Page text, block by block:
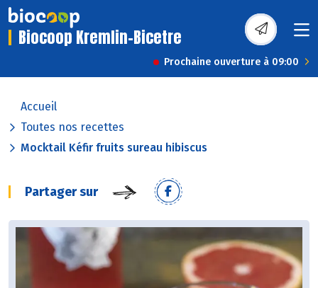
Biocoop Kremlin-Bicetre
Prochaine ouverture à 09:00
Accueil
Toutes nos recettes
Mocktail Kéfir fruits sureau hibiscus
Partager sur